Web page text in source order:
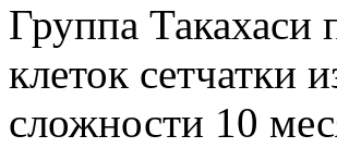
Группа Такахаси
клеток сетчатки
сложности 10